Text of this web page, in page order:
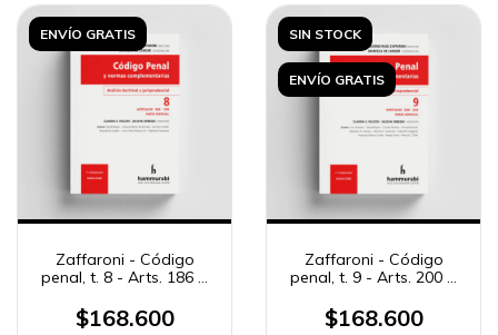
ENVÍO GRATIS
Zaffaroni - Código
penal, t. 8 - Arts. 186 a
$168.600
SIN STOCK
ENVÍO GRATIS
Zaffaroni - Código
penal, t. 9 - Arts. 200 a
$168.600